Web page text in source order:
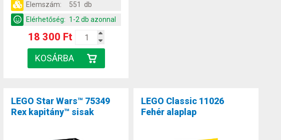
Elemszám:
551 db
Elérhetőség: 1-2 db azonnal
18 300 Ft
LEGO Star Wars™ 75349
Rex kapitány™ sisak
LEGO Classic 11026
Fehér alaplap